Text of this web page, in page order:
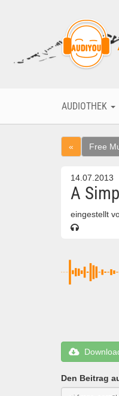
AUDIOTHEK
« Free
14.07.2013
A
eingestellt
Den Beitrag